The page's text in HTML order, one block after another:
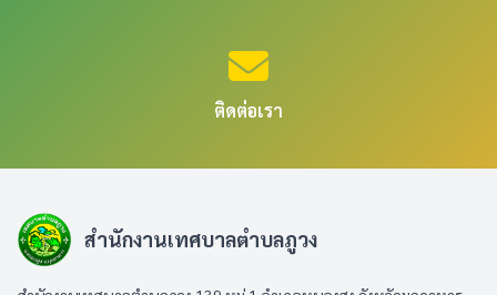
ติดต่อเรา
สำนักงานเทศบาลตำบลภูวง